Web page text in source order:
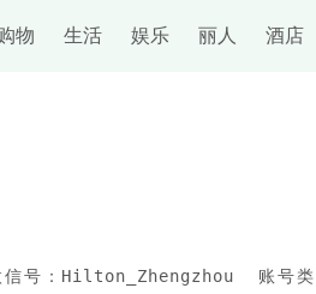
物 生活 娱乐 丽人 酒店
信号：Hilton_Zhengzhou 账号类